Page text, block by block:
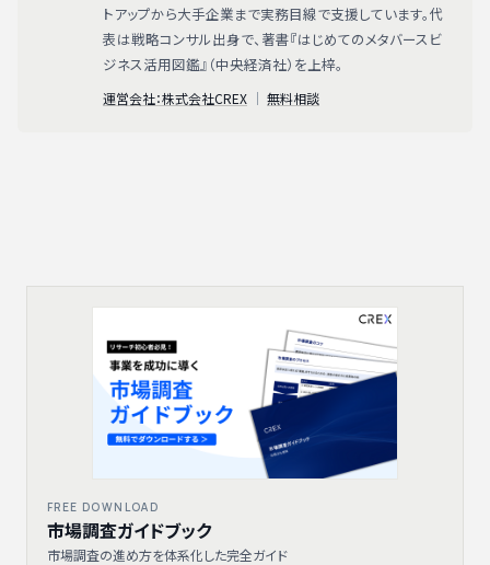
トアップから大手企業まで実務目線で支援しています。代
表は戦略コンサル出身で、著書『はじめてのメタバースビ
ジネス活用図鑑』（中央経済社）を上梓。
運営会社：株式会社CREX ｜ 無料相談
FREE DOWNLOAD
市場調査ガイドブック
市場調査の進め方を体系化した完全ガイド